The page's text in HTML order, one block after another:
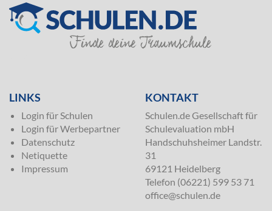
LINKS
Login für Schulen
Login für Werbepartner
Datenschutz
Netiquette
Impressum
KONTAKT
Schulen.de Gesellschaft für
Schulevaluation mbH
Handschuhsheimer Landstr.
31
69121 Heidelberg
Telefon (06221) 599 53 71
office@schulen.de